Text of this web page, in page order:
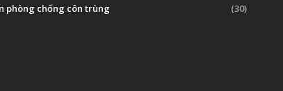
phòng chống côn trùng
(30)